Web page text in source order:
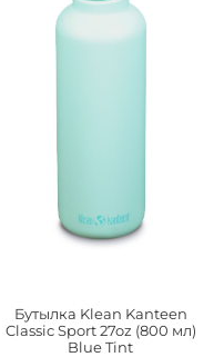
Бутылка Klean Kanteen
Classic Sport 27oz (800 мл)
Blue Tint